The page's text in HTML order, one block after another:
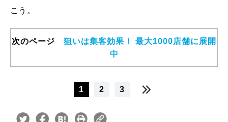
こう。
次のページ 狙いは集客効果！ 最大1000店舗に展開
中
1 2 3